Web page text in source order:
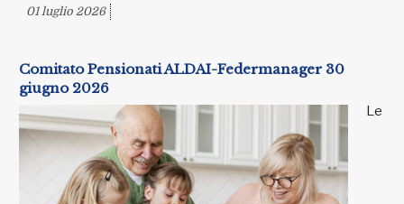
01 luglio 2026
Comitato Pensionati ALDAI-Federmanager 30
giugno 2026
Le